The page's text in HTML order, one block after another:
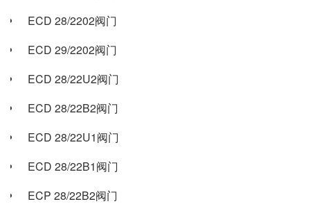
ECD 28/2202阀门
ECD 29/2202阀门
ECD 28/22U2阀门
ECD 28/22B2阀门
ECD 28/22U1阀门
ECD 28/22B1阀门
ECP 28/22B2阀门